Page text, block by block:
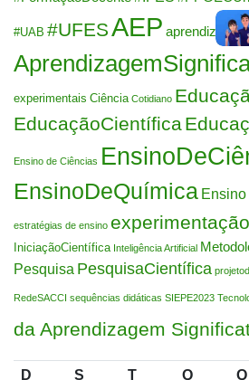
#UAB #UFESAEP aprendizagem
experimentais Ciência Cotidiano
EducaçãoCientífica
Ensino de Ciências
EnsinoDeQuímica
estratégias de ensino experimentação
IniciaçãoCientífica Inteligência Artificial
Pesquisa PesquisaCientífica
RedeSACCI sequências didáticas SIEPE2023
da Aprendizagem
D S T Q Q